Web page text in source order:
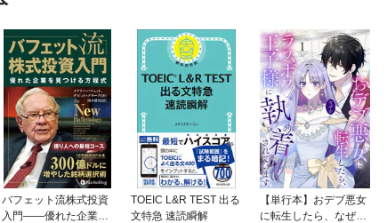
バフェット流株式投資
入門——優れた企業を
TOEIC L&R TEST 出る
文特急 速読瞬解
【単行本】おデブ悪女
に転生したら、なぜか